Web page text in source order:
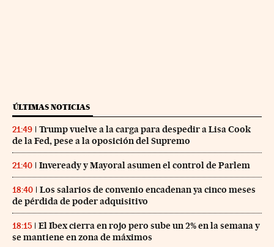
ÚLTIMAS NOTICIAS
21:49
Trump vuelve a la carga para despedir a Lisa Cook
de la Fed, pese a la oposición del Supremo
21:40 Inveready y Mayoral asumen el control de Parlem
18:40
Los salarios de convenio encadenan ya cinco meses
de pérdida de poder adquisitivo
18:15
El Ibex cierra en rojo pero sube un 2% en la semana y
se mantiene en zona de máximos